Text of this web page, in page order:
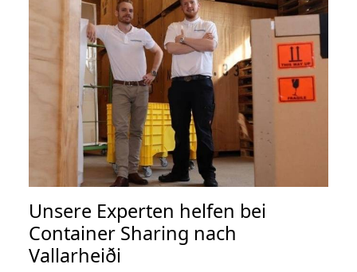
Unsere Experten helfen bei
Container Sharing nach
Vallarheiði